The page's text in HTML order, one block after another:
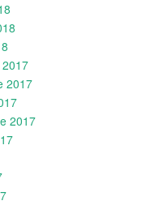
2017
2017